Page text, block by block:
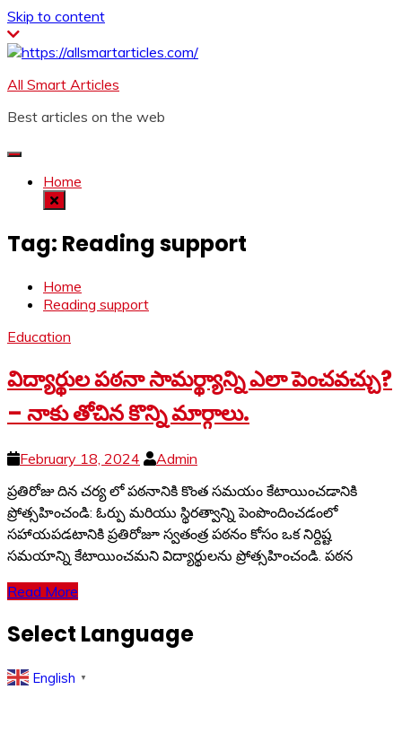
Skip to content
All Smart Articles
Best articles on the web
Home
Tag: Reading support
Home
Reading support
Education
విద్యార్థుల పఠనా సామర్థ్యాన్ని ఎలా పెంచవచ్చు?
– నాకు తోచిన కొన్ని మార్గాలు.
February 18, 2024
Admin
ప్రతిరోజు దిన చర్య లో పఠనానికి కొంత సమయం కేటాయించడానికి
ప్రోత్సహించండి: ఓర్పు మరియు స్థిరత్వాన్ని పెంపొందించడంలో
సహాయపడటానికి ప్రతిరోజూ స్వతంత్ర పఠనం కోసం ఒక నిర్దిష్ట
సమయాన్ని కేటాయించమని విద్యార్థులను ప్రోత్సహించండి. పఠన
Read More
Select Language
English ▼